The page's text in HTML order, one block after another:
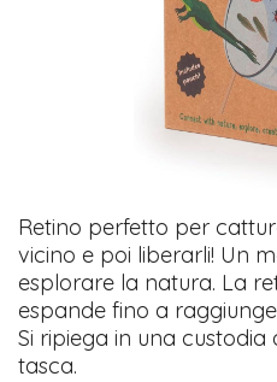
Retino perfetto per
vicino e poi liberarli! Un
esplorare la natura. La
espande fino a
Si ripiega in una
tasca.